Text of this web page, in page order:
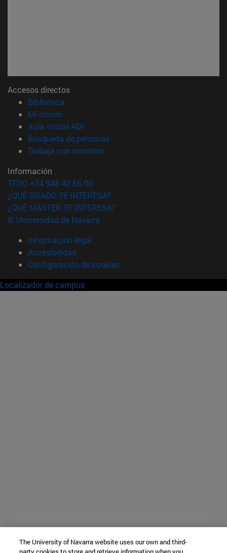
Accesos directos
Biblioteca
Mi correo(abre en nueva ventana)
Aula virtual ADI
Búsqueda de personas(abre en nueva ventana)
Trabaja con nosotros(abre en nueva ventana)
Información
TFNO +34 948 42 56 00
¿QUÉ GRADO TE INTERESA?
¿QUÉ MÁSTER TE INTERESA?
© Universidad de Navarra
Información legal
Accesibilidad
Configuración de cookies
Localizador de campus
The University of Navarra website uses our own and third-